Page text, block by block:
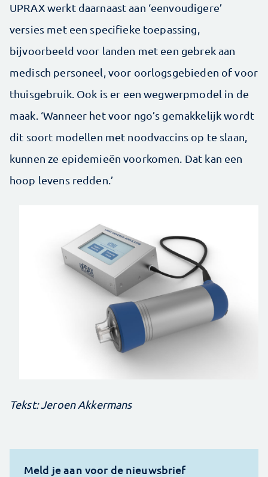
UPRAX werkt daarnaast aan ‘eenvoudigere’
versies met een specifieke toepassing,
bijvoorbeeld voor landen met een gebrek aan
medisch personeel, voor oorlogsgebieden of voor
thuisgebruik. Ook is er een wegwerpmodel in de
maak. ‘Wanneer het voor ngo’s gemakkelijk wordt
dit soort modellen met noodvaccins op te slaan,
kunnen ze epidemieën voorkomen. Dat kan een
hoop levens redden.’
Tekst: Jeroen Akkermans
Meld je aan voor de nieuwsbrief